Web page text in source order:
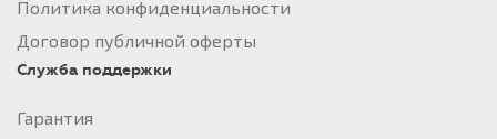
Политика конфиденциальности
Договор публичной оферты
Служба поддержки
Гарантия